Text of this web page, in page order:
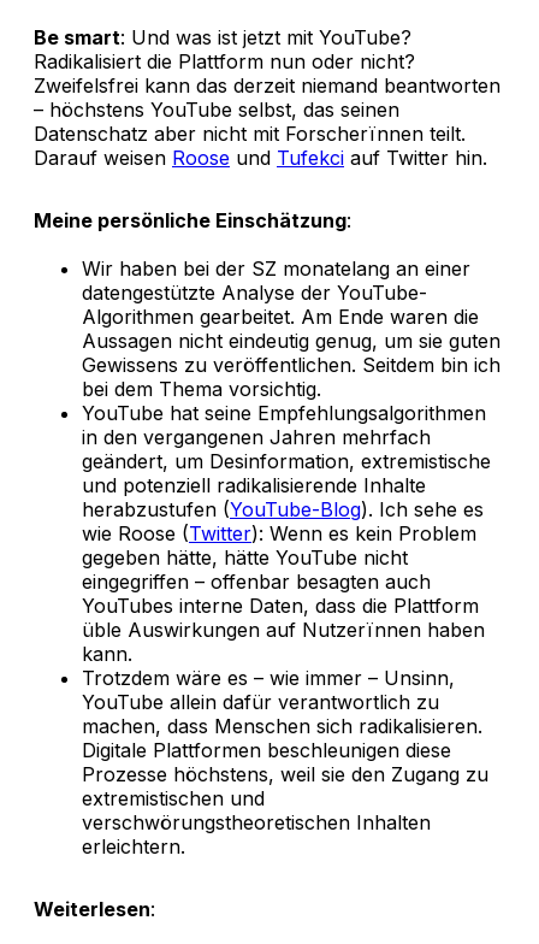
Be smart: Und was ist jetzt mit YouTube?
Radikalisiert die Plattform nun oder nicht?
Zweifelsfrei kann das derzeit niemand beantworten
– höchstens YouTube selbst, das seinen
Datenschatz aber nicht mit Forscherïnnen teilt.
Darauf weisen Roose und Tufekci auf Twitter hin.
Meine persönliche Einschätzung:
Wir haben bei der SZ monatelang an einer
datengestützte Analyse der YouTube-
Algorithmen gearbeitet. Am Ende waren die
Aussagen nicht eindeutig genug, um sie guten
Gewissens zu veröffentlichen. Seitdem bin ich
bei dem Thema vorsichtig.
YouTube hat seine Empfehlungsalgorithmen
in den vergangenen Jahren mehrfach
geändert, um Desinformation, extremistische
und potenziell radikalisierende Inhalte
herabzustufen (YouTube-Blog). Ich sehe es
wie Roose (Twitter): Wenn es kein Problem
gegeben hätte, hätte YouTube nicht
eingegriffen – offenbar besagten auch
YouTubes interne Daten, dass die Plattform
üble Auswirkungen auf Nutzerïnnen haben
kann.
Trotzdem wäre es – wie immer – Unsinn,
YouTube allein dafür verantwortlich zu
machen, dass Menschen sich radikalisieren.
Digitale Plattformen beschleunigen diese
Prozesse höchstens, weil sie den Zugang zu
extremistischen und
verschwörungstheoretischen Inhalten
erleichtern.
Weiterlesen: